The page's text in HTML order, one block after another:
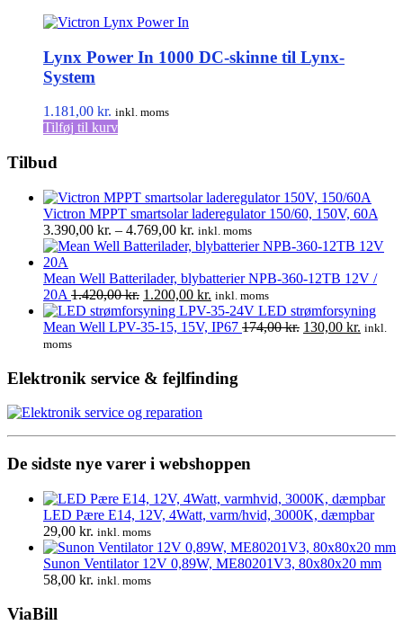
Lynx Power In 1000 DC-skinne til Lynx-
System
1.181,00 kr. inkl. moms
Tilføj til kurv
Tilbud
Victron MPPT smartsolar laderegulator 150/60, 150V, 60A
3.390,00 kr. – 4.769,00 kr. Prisinterval:
3.390,00 kr.
4.769,00 kr.
inkl. moms
Mean Well Batterilader, blybatterier NPB-360-12TB 12V /
20A 1.420,00kr. Den
oprindelige
pris
1.200,00 kr. Den
aktuelle
pris
inkl. moms
LED strømforsyning
Mean Well LPV-35-15, 15V, IP67 174,00kr. Den
130,00 kr. Den
inkl.
moms
Elektronik service & fejlfinding
De sidste nye varer i webshoppen
LED Pære E14, 12V, 4Watt, varm/hvid, 3000K, dæmpbar
29,00 kr. inkl. moms
Sunon Ventilator 12V 0,89W, ME80201V3, 80x80x20 mm
58,00 kr. inkl. moms
ViaBill